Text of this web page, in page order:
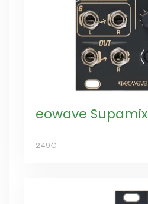
eowave Supamix
249€